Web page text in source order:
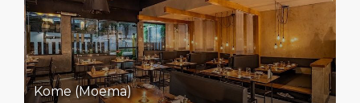
Kome (Moema)